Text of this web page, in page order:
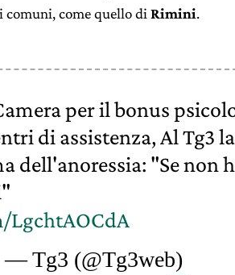
comuni, come quello di Rimini.
per il bonus
di assistenza, Al Tg3
dell'anoressia: "Se non
— Tg3 (@Tg3web)